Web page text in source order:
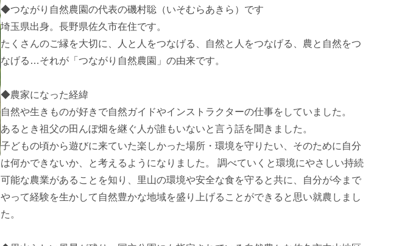
◆つながり自然農園の代表の磯村聡（いそむらあきら）です
埼玉県出身。長野県佐久市在住です。
たくさんのご縁を大切に、人と人をつなげる、自然と人をつなげる、農と自然をつ
なげる…それが「つながり自然農園」の由来です。
◆農家になった経緯
自然や生きものが好きで自然ガイドやインストラクターの仕事をしていました。
あるとき祖父の田んぼ畑を継ぐ人が誰もいないと言う話を聞きました。
子どもの頃から遊びに来ていた楽しかった場所・環境を守りたい、そのために自分
は何かできないか、と考えるようになりました。 調べていくと環境にやさしい持続
可能な農業があることを知り、里山の環境や安全な食を守ると共に、自分が今まで
やって経験を生かして自然豊かな地域を盛り上げることができると思い就農しまし
た。